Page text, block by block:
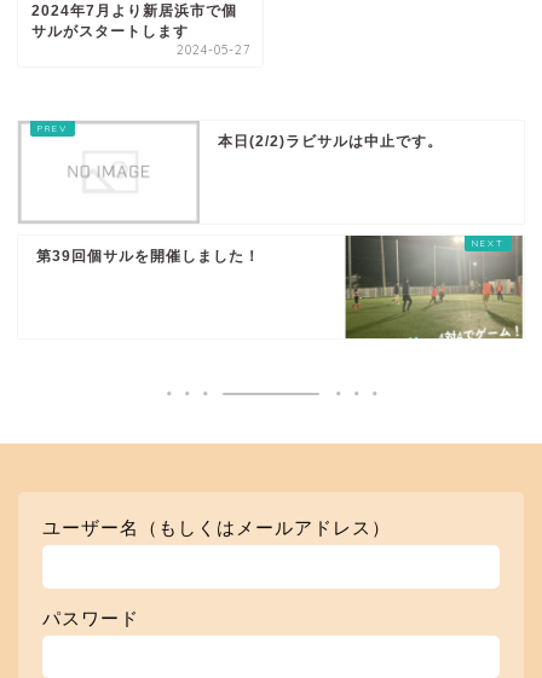
2024年7月より新居浜市で個
サルがスタートします
2024-05-27
本日(2/2)ラビサルは中止です。
第39回個サルを開催しました！
ユーザー名（もしくはメールアドレス）
パスワード